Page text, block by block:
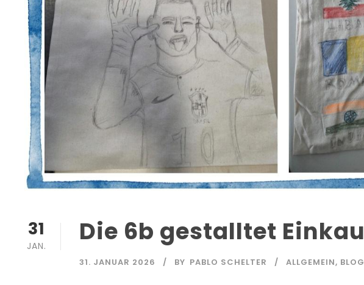
31
JAN. Die 6b gestalltet
31. JANUAR 2026 BY PABLO SCHELTER ALLGEMEIN, BLOG